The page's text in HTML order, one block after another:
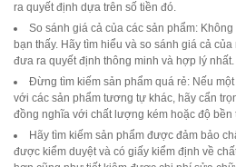
ra quyết định dựa trên số tiền đó.
So sánh giá cả của các sản phẩm:
bạn thấy. Hãy tìm hiểu và so sánh giá cả
đưa ra quyết định thông minh và hợp lý nhất.
Đừng tìm kiếm sản phẩm quá rẻ: Nếu
với các sản phẩm tương tự khác, hãy cẩn
đồng nghĩa với chất lượng kém hoặc độ bền
Hãy tìm kiếm sản phẩm được đảm bảo
được kiểm duyệt và có giấy kiểm định về